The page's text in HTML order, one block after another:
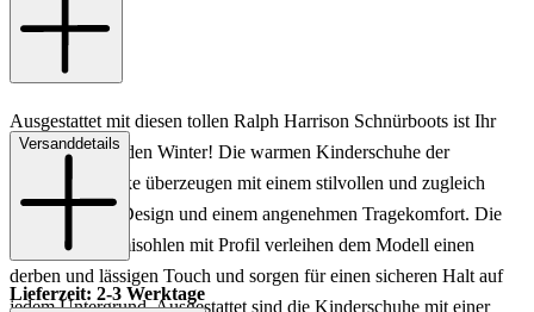
Ausgestattet mit diesen tollen Ralph Harrison Schnürboots ist Ihr
Kind bereit für den Winter! Die warmen Kinderschuhe der
bekannten Marke überzeugen mit einem stilvollen und zugleich
kindgerechten Design und einem angenehmen Tragekomfort. Die
robusten Gummisohlen mit Profil verleihen dem Modell einen
derben und lässigen Touch und sorgen für einen sicheren Halt auf
jedem Untergrund. Ausgestattet sind die Kinderschuhe mit einer
Versanddetails
Lieferzeit: 2-3 Werktage